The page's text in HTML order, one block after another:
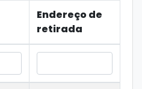
Endereço de
retirada